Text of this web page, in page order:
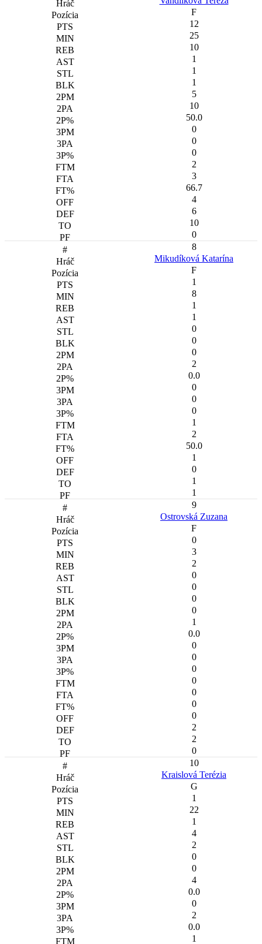
F
12
25
10
1
1
1
5
10
50.0
0
0
0
2
3
66.7
4
6
10
0
8
Mikudíková Katarína
F
1
8
1
1
0
0
0
2
0.0
0
0
0
1
2
50.0
1
0
1
1
9
Ostrovská Zuzana
F
0
3
2
0
0
0
0
1
0.0
0
0
0
0
0
0
0
2
2
0
10
Kraislová Terézia
G
1
22
1
4
2
0
0
4
0.0
0
2
0.0
1